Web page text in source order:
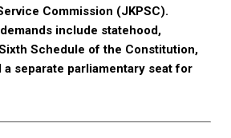
Commission (JKPSC).
demands include statehood,
Schedule of the Constitution,
a separate parliamentary seat for